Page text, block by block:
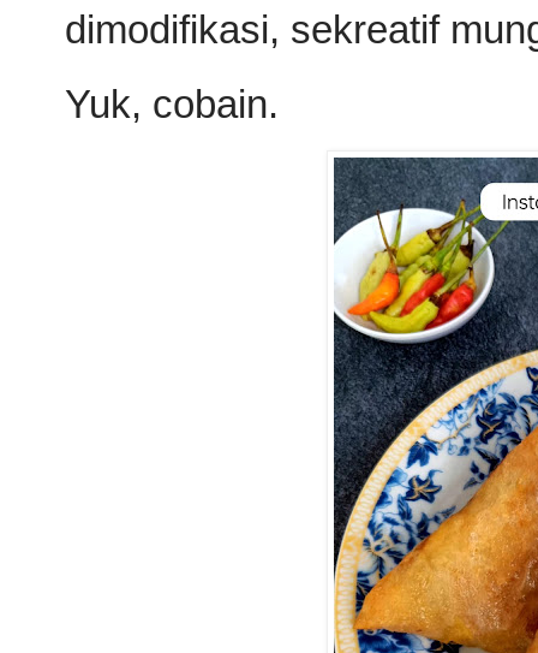
dimodifikasi, sekreatif
Yuk, cobain.